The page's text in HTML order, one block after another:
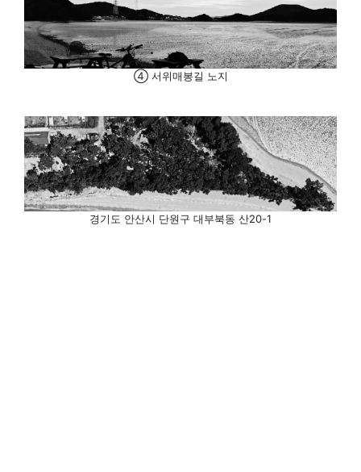
④ 서위매봉길 노지
경기도 안산시 단원구 대부북동 산20-1